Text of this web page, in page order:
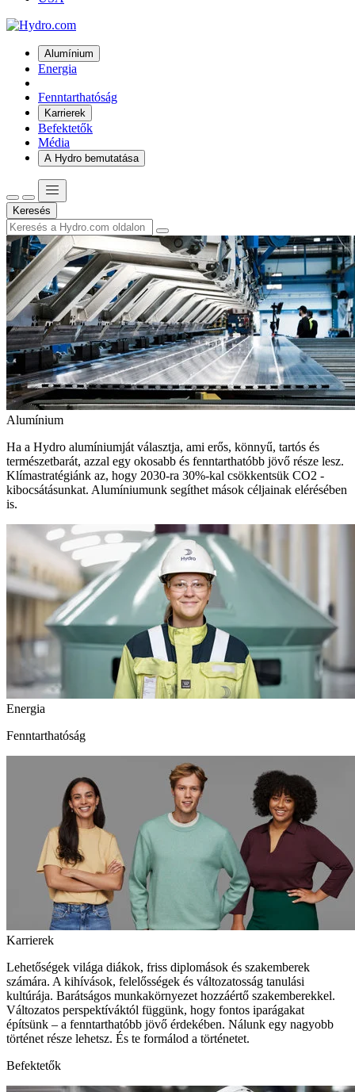
Alumínium
Energia
Fenntarthatóság
Karrierek
Befektetők
Média
A Hydro bemutatása
Keresés
Alumínium
Ha a Hydro alumíniumját választja, ami erős, könnyű, tartós és
természetbarát, azzal egy okosabb és fenntarthatóbb jövő része lesz.
Klímastratégiánk az, hogy 2030-ra 30%-kal csökkentsük CO2 -
kibocsátásunkat. Alumíniumunk segíthet mások céljainak elérésében
is.
Energia
Fenntarthatóság
Karrierek
Lehetőségek világa diákok, friss diplomások és szakemberek
számára. A kihívások, felelősségek és változatosság tanulási
kultúrája. Barátságos munkakörnyezet hozzáértő szakemberekkel.
Változatos perspektíváktól függünk, hogy fontos iparágakat
építsünk – a fenntarthatóbb jövő érdekében. Nálunk egy nagyobb
történet része lehetsz. És te formálod a történetet.
Befektetők